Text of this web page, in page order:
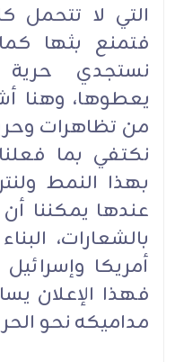
التي لا تتحمل
فتمنع بثها
نستجدي
يعطوها، وهنا
من تظاهرات
نكتفي بما
بهذا النمط
عندها يمكننا أن
بالشعارات،
أمريكا
فهذا الإعلان
مداميكه نحو